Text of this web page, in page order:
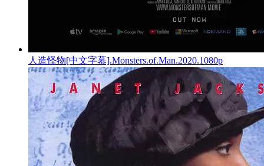
人造怪物[中文字幕].Monsters.of.Man.2020.1080p